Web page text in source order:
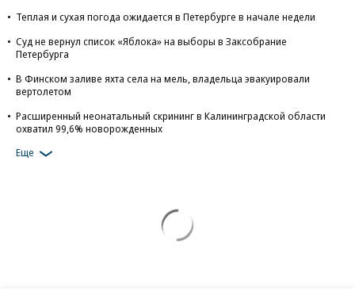
Теплая и сухая погода ожидается в Петербурге в начале недели
Суд не вернул список «Яблока» на выборы в Заксобрание
Петербурга
В Финском заливе яхта села на мель, владельца эвакуировали
вертолетом
Расширенный неонатальный скрининг в Калининградской области
охватил 99,6% новорожденных
Еще